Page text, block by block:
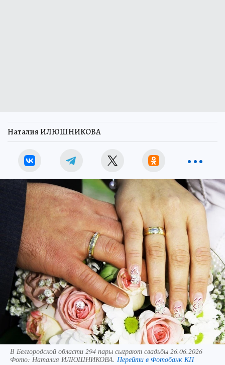
Наталия ИЛЮШНИКОВА
В Белгородской области 294 пары сыграют свадьбы 26.06.2026
Фото: Наталия ИЛЮШНИКОВА. Перейти в Фотобанк КП